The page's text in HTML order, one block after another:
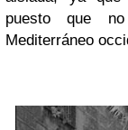
puesto que
Mediterráneo